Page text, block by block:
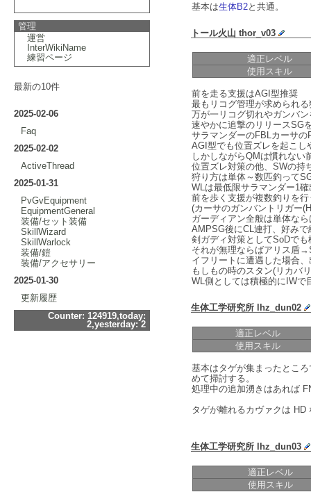
管理
運営
InterWikiName
練習ページ
最新の10件
2025-02-06
Faq
2025-02-02
ActiveThread
2025-01-31
PvGvEquipment
EquipmentGeneral
装備/セット装備
SkillWizard
SkillWarlock
装備/鎧
装備/アクセサリー
2025-01-30
更新履歴
Counter: 124919,today:
2,yesterday: 2
基本は生体B2と共通。
トール火山 thor_v03
適正レベル
使用スキル
前を走る支援はAGI型推奨
最もリコグ管理が求められ
万が一リコグ切れやガンバ
速やかに追撃のリリースSG
サラマンダーのFBLカーサ
AGI型でも位置ズレを起こ
しかしながらQMは慣れない
位置ズレ対策の他、SWの持
狩り方は単体～数匹釣って
WLは最低限サラマンダー1
前を歩く支援が複数釣りを
(カーサのガンバントリガー
ガーディアン全般は単体な
AMPSG後にCL連打、好み
剣ガディ対策としてSoDで
それが無理ならばアリス盾
イフリートに遭遇した場合
もしもの時のスタン(リカバ
WL側としては積極的にIWで
生体工学研究所 lhz_dun02
適正レベル
使用スキル
基本はタゲが集まったとこ
めて掃討する。
処理中の追加湧きはあれば
タゲが離れるカヴァクは
生体工学研究所 lhz_dun03
適正レベル
使用スキル